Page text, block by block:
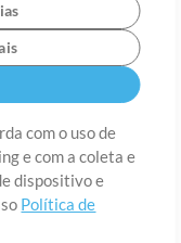
com o uso de
e com a coleta e
dispositivo e
Política de
Preferências de
Reservados.